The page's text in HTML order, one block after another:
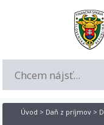
Úvod > Daň z príjmov >